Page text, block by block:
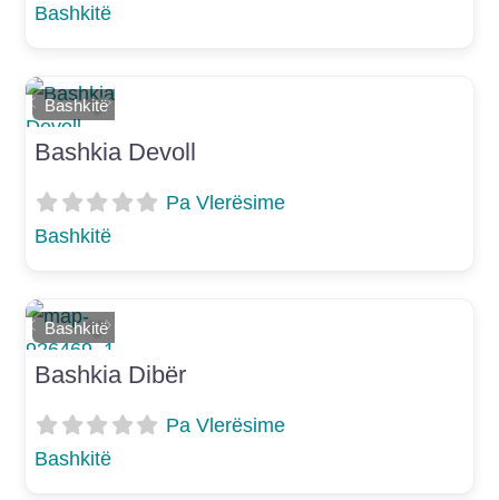
Bashkitë
Shtoje si të preferuar
Bashkitë
E mëparshme
Më Tej
Bashkia Devoll
Pa Vlerësime
Bashkitë
Shtoje si të preferuar
Bashkitë
E mëparshme
Më Tej
Bashkia Dibër
Pa Vlerësime
Bashkitë